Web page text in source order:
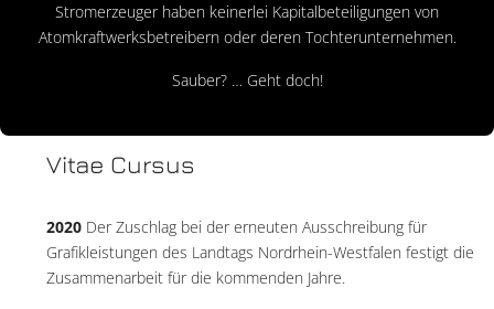
Stromerzeuger haben keinerlei Kapitalbeteiligungen von
Atomkraftwerksbetreibern oder deren Tochterunternehmen.
Sauber? … Geht doch!
Vitae Cursus
2020 Der Zuschlag bei der erneuten Ausschreibung für
Grafikleistungen des Landtags Nordrhein-Westfalen festigt die
Zusammenarbeit für die kommenden Jahre.